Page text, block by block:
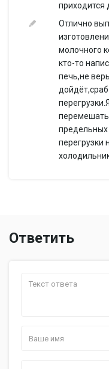
приходится
Отлично
молочного
кто-то
печь,не
предельных
перегрузки
Ответить